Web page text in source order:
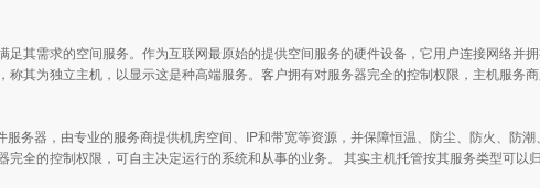
其需求的空间服务。作为互联网最原始的提供空间服务的硬件设备，它用户连接网络并
其为独立主机，以显示这是种高端服务。客户拥有对服务器完全的控制权限，主机服务
务器，由专业的服务商提供机房空间、IP和带宽等资源，并保障恒温、防尘、防火、防
全的控制权限，可自主决定运行的系统和从事的业务。 其实主机托管按其服务类型可以归